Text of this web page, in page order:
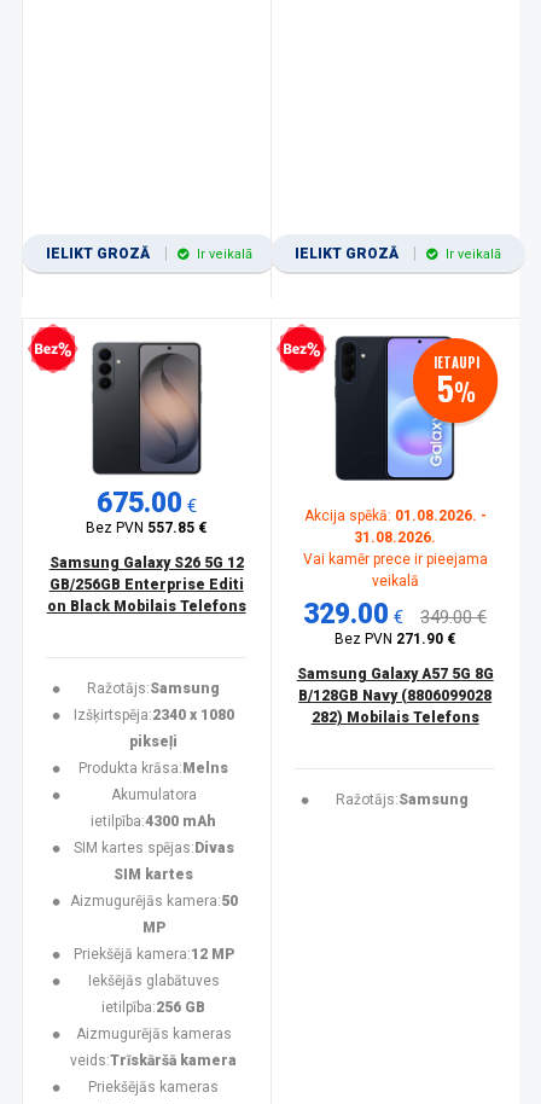
IELIKT GROZĀ Ir veikalā IELIKT GROZĀ Ir veikalā
kredīts
675.00 €
Bez PVN 557.85 €
Samsung Galaxy S26 5G 12
GB/256GB Enterprise Editi
on Black Mobilais Telefons
Ražotājs:Samsung
Izšķirtspēja:2340 x 1080
pikseļi
Produkta krāsa: Melns
Akumulatora
ietilpība:4300 mAh
SIM kartes spējas: Divas
SIM kartes
Aizmugurējās kamera:50
MP
Priekšējā kamera:12 MP
Iekšējās glabātuves
ietilpība:256 GB
Aizmugurējās kameras
veids:Trīskāršā kamera
Priekšējās kameras
Bezprocentu kredīts IETAUPI
5%
Akcija spēkā: 01.08.2026. -
31.08.2026.
Vai kamēr prece ir pieejama
veikalā
329.00 € 349.00 €
Bez PVN 271.90 €
Samsung Galaxy A57 5G 8G
B/128GB Navy (8806099028
282) Mobilais Telefons
Ražotājs:Samsung